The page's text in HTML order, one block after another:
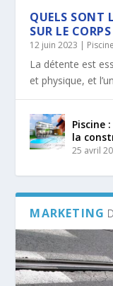
QUELS SONT
SUR LE CORPS
12 juin 2023 | Piscine
La détente est
et physique, et
Piscine
la
25 avril
MARKETING